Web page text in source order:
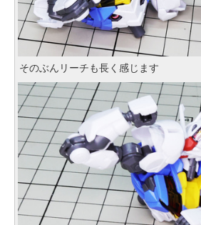
そのぶんリーチも長く感じます